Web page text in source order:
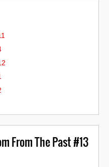
From The Past #13